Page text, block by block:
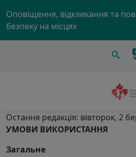
Оповіщення, відкликання та
безпеку на місцях
Остання редакція: вівторок, 2
УМОВИ ВИКОРИСТАННЯ
Загальне